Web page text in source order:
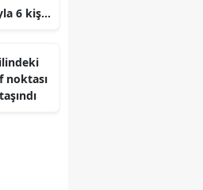
6 kişi
noktası